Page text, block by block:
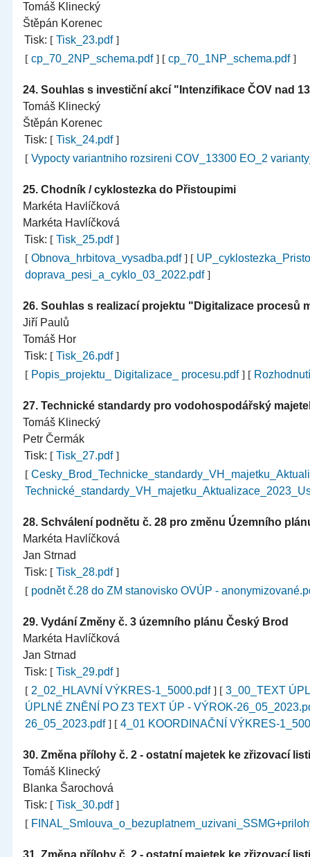
Tomáš Klinecký
Štěpán Korenec
Tisk: [ Tisk_23.pdf]
[ cp_70_2NP_schema.pdf] [ cp_70_1NP_schema.pdf]
24. Souhlas s investiční akcí "Intenzifikace ČOV nad
Tomáš Klinecký
Štěpán Korenec
Tisk: [ Tisk_24.pdf]
[ Vypocty variantniho rozsireni COV_13300 EO_2
25. Chodník / cyklostezka do Přistoupimi
Markéta Havlíčková
Markéta Havlíčková
Tisk: [ Tisk_25.pdf]
[ Obnova_hrbitova_vysadba.pdf] [
doprava_pesi_a_cyklo_03_2022.pdf]
26. Souhlas s realizací projektu "Digitalizace procesů
Jiří Paulů
Tomáš Hor
Tisk: [ Tisk_26.pdf]
[ Popis_projektu_ Digitalizace_ procesu.pdf] [
27. Technické standardy pro vodohospodářský
Tomáš Klinecký
Petr Čermák
Tisk: [ Tisk_27.pdf]
[
28. Schválení podnětu č. 28 pro změnu Územního
Markéta Havlíčková
Jan Strnad
Tisk: [ Tisk_28.pdf]
[ podnět č.28 do ZM stanovisko OVÚP -
29. Vydání Změny č. 3 územního plánu Český Brod
Markéta Havlíčková
Jan Strnad
Tisk: [ Tisk_29.pdf]
[ 2_02_HLAVNÍ VÝKRES-1_5000.pdf] [ 3_00_TEXT
ÚPLNÉ ZNĚNÍ PO Z3 TEXT ÚP - VÝROK-
26_05_2023.pdf] [ 4_01 KOORDINAČNÍ VÝKRES-
30. Změna přílohy č. 2 - ostatní majetek ke zřizovací
Tomáš Klinecký
Blanka Šarochová
Tisk: [ Tisk_30.pdf]
[
31. Změna přílohy č. 2 - ostatní majetek ke zřizovací